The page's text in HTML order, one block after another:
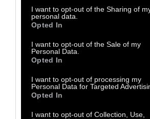
I want to opt-out of the Sharing of
personal data.
Opted In
I want to opt-out of the Sale of my
Personal Data.
Opted In
I want to opt-out of processing my
Personal Data for Targeted
Opted In
I want to opt-out of Collection, Use,
βάθος αυτό είναι που
επίμονη σιωπή τους βγάζει
ξεχνάτε!!!».
Τα παιδιά των πίσω
άλλα παιδιά που κάθονται στα
θρανία. Όσο πιο μακριά από